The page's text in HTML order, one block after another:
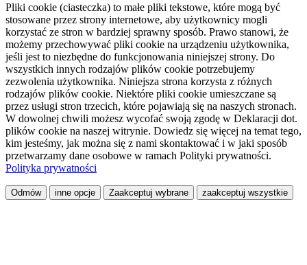
Pliki cookie (ciasteczka) to małe pliki tekstowe, które mogą być
stosowane przez strony internetowe, aby użytkownicy mogli
korzystać ze stron w bardziej sprawny sposób. Prawo stanowi, że
możemy przechowywać pliki cookie na urządzeniu użytkownika,
jeśli jest to niezbędne do funkcjonowania niniejszej strony. Do
wszystkich innych rodzajów plików cookie potrzebujemy
zezwolenia użytkownika. Niniejsza strona korzysta z różnych
rodzajów plików cookie. Niektóre pliki cookie umieszczane są
przez usługi stron trzecich, które pojawiają się na naszych stronach.
W dowolnej chwili możesz wycofać swoją zgodę w Deklaracji dot.
plików cookie na naszej witrynie. Dowiedz się więcej na temat tego,
kim jesteśmy, jak można się z nami skontaktować i w jaki sposób
przetwarzamy dane osobowe w ramach Polityki prywatności.
Polityka prywatności
Odmów inne opcje Zaakceptuj wybrane zaakceptuj wszystkie